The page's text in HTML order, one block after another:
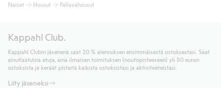
kotiinkuljetusta). Toimituskulut poistuvat automaattisesti, kun
noutopisteeseen tai pakettiautomaattiin ja PostNordin
kotiinkuljetuksella 6,99 €, riippumatta ostosummasta.
Lue lisää
maksutavat, kuten laskun, sekä muita maksuvaihtoehtoja.
Lisätietoja Klarnan maksuehdoista
Lue lisää
Naiset Housut Pellavahousut
Kappahl Club.
Kappahl Clubin jäsenenä saat 20 % alennuksen ensimmäisestä ostoksestasi. Saat
ainutlaatuisia etuja, aina ilmaisen toimituksen (noutopisteeseen) yli 50 euron
ostoksista ja keräät pisteitä kaikista ostoksistasi ja aktiviteeteistasi.
Liity jäseneksi